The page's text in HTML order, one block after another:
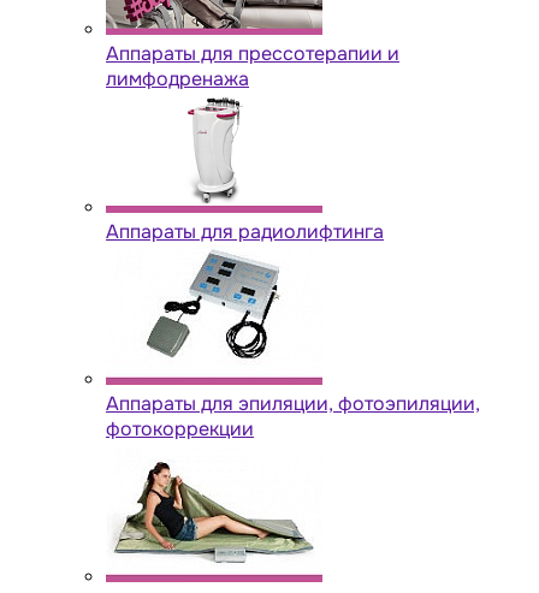
Аппараты для прессотерапии и
лимфодренажа
Аппараты для радиолифтинга
Аппараты для эпиляции, фотоэпиляции,
фотокоррекции